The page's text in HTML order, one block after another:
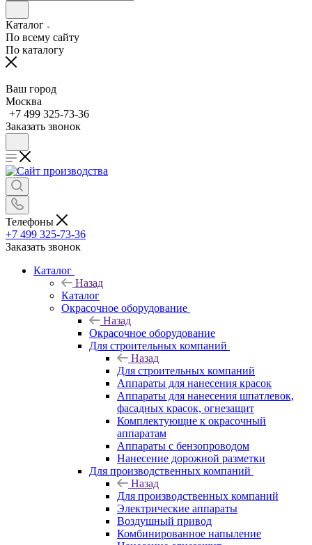
Каталог
По всему сайту
По каталогу
Ваш город
Москва
+7 499 325-73-36
Заказать звонок
Телефоны
+7 499 325-73-36
Заказать звонок
Каталог
Назад
Каталог
Окрасочное оборудование
Назад
Окрасочное оборудование
Для строительных компаний
Назад
Для строительных компаний
Аппараты для нанесения красок
Аппараты для нанесения шпатлевок,
фасадных красок, огнезащит
Комплектующие к окрасочный
аппаратам
Аппараты с бензопроводом
Нанесение дорожной разметки
Для производственных компаний
Назад
Для производственных компаний
Электрические аппараты
Воздушный привод
Комбинированное напыление